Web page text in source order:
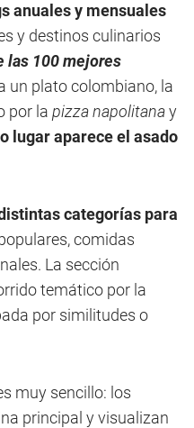
anuales y mensuales
y destinos culinarios
las 100 mejores
un plato colombiano, la
por la pizza napolitanay
lugar aparece el asado
categorías para
comidas
La sección
temático por la
por similitudes o
muy sencillo: los
principal y visualizan